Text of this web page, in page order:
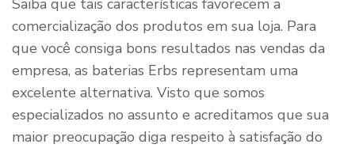
Saiba que tais características favorecem a
comercialização dos produtos em sua loja. Para
que você consiga bons resultados nas vendas da
empresa, as baterias Erbs representam uma
excelente alternativa. Visto que somos
especializados no assunto e acreditamos que sua
maior preocupação diga respeito à satisfação do